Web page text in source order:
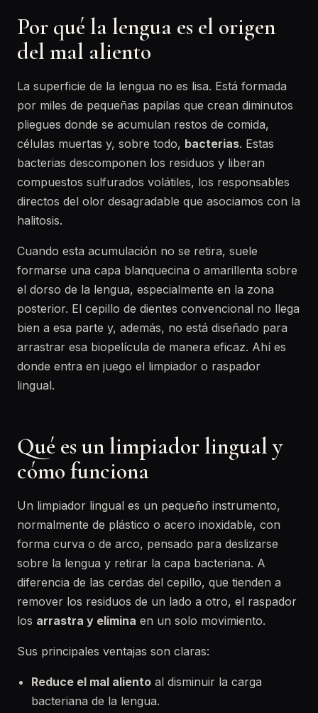
Por qué la lengua es el origen
del mal aliento
La superficie de la lengua no es lisa. Está formada
por miles de pequeñas papilas que crean diminutos
pliegues donde se acumulan restos de comida,
células muertas y, sobre todo, bacterias. Estas
bacterias descomponen los residuos y liberan
compuestos sulfurados volátiles, los responsables
directos del olor desagradable que asociamos con la
halitosis.
Cuando esta acumulación no se retira, suele
formarse una capa blanquecina o amarillenta sobre
el dorso de la lengua, especialmente en la zona
posterior. El cepillo de dientes convencional no llega
bien a esa parte y, además, no está diseñado para
arrastrar esa biopelícula de manera eficaz. Ahí es
donde entra en juego el limpiador o raspador
lingual.
Qué es un limpiador lingual y
cómo funciona
Un limpiador lingual es un pequeño instrumento,
normalmente de plástico o acero inoxidable, con
forma curva o de arco, pensado para deslizarse
sobre la lengua y retirar la capa bacteriana. A
diferencia de las cerdas del cepillo, que tienden a
remover los residuos de un lado a otro, el raspador
los arrastra y elimina en un solo movimiento.
Sus principales ventajas son claras:
Reduce el mal aliento al disminuir la carga
bacteriana de la lengua.